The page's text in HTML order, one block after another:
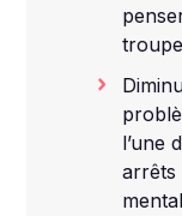
l’une
arrêts